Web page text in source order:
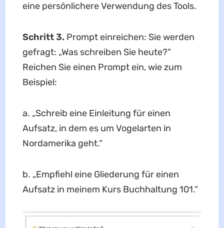
eine persönlichere Verwendung des Tools.
Schritt 3. Prompt einreichen: Sie werden
gefragt: „Was schreiben Sie heute?“
Reichen Sie einen Prompt ein, wie zum
Beispiel:
a. „Schreib eine Einleitung für einen
Aufsatz, in dem es um Vogelarten in
Nordamerika geht.“
b. „Empfiehl eine Gliederung für einen
Aufsatz in meinem Kurs Buchhaltung 101.“